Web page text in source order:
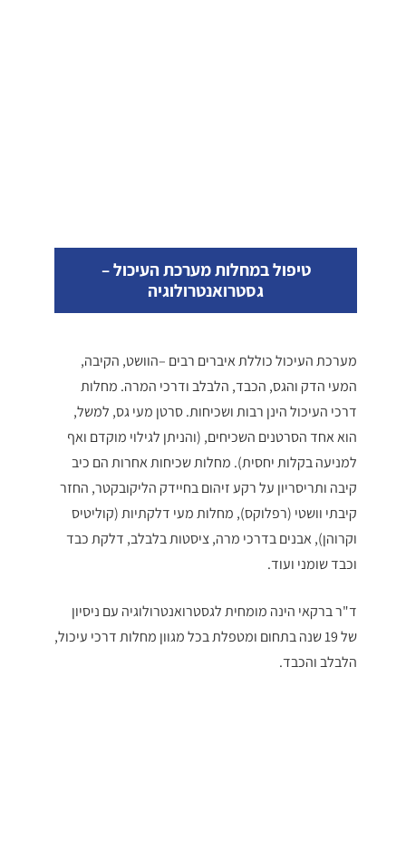
טיפול במחלות מערכת העיכול –
גסטרואנטרולוגיה
מערכת העיכול כוללת איברים רבים –הוושט, הקיבה,
המעי הדק והגס, הכבד, הלבלב ודרכי המרה. מחלות
דרכי העיכול הינן רבות ושכיחות. סרטן מעי גס, למשל,
הוא אחד הסרטנים השכיחים, (והניתן לגילוי מוקדם ואף
למניעה בקלות יחסית). מחלות שכיחות אחרות הם כיב
קיבה ותריסריון על רקע זיהום בחיידק הליקובקטר, החזר
קיבתי וושטי (רפלוקס), מחלות מעי דלקתיות (קוליטיס
וקרוהן), אבנים בדרכי מרה, ציסטות בלבלב, דלקת כבד
וכבד שומני ועוד.
ד"ר ברקאי הינה מומחית לגסטרואנטרולוגיה עם ניסיון
של 19 שנה בתחום ומטפלת בכל מגוון מחלות דרכי עיכול,
הלבלב והכבד.